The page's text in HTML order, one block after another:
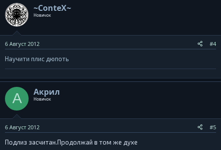
~ConteX~
Новичок
6 Август 2012 #4
Научити плис дюпоть
А Акрил
Новичок
6 Август 2012 #5
Подлиз засчитан.Продолжай в том же духе